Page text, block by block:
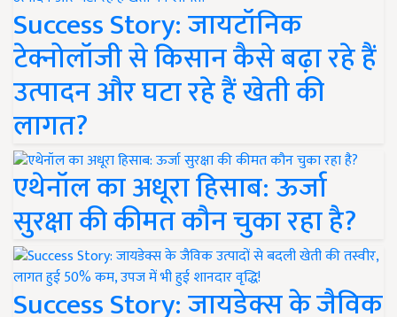
Success Story: जायटॉनिक
टेक्नोलॉजी से किसान कैसे बढ़ा रहे हैं
उत्पादन और घटा रहे हैं खेती की
लागत?
एथेनॉल का अधूरा हिसाब: ऊर्जा
सुरक्षा की कीमत कौन चुका रहा है?
Success Story: जायडेक्स के जैविक